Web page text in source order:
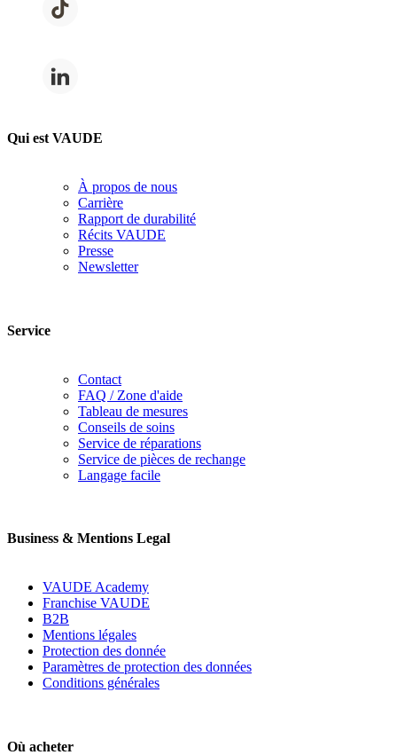
Qui est VAUDE
À propos de nous
Carrière
Rapport de durabilité
Récits VAUDE
Presse
Newsletter
Service
Contact
FAQ / Zone d'aide
Tableau de mesures
Conseils de soins
Service de réparations
Service de pièces de rechange
Langage facile
Business & Mentions Legal
VAUDE Academy
Franchise VAUDE
B2B
Mentions légales
Protection des donnée
Paramètres de protection des données
Conditions générales
Où acheter